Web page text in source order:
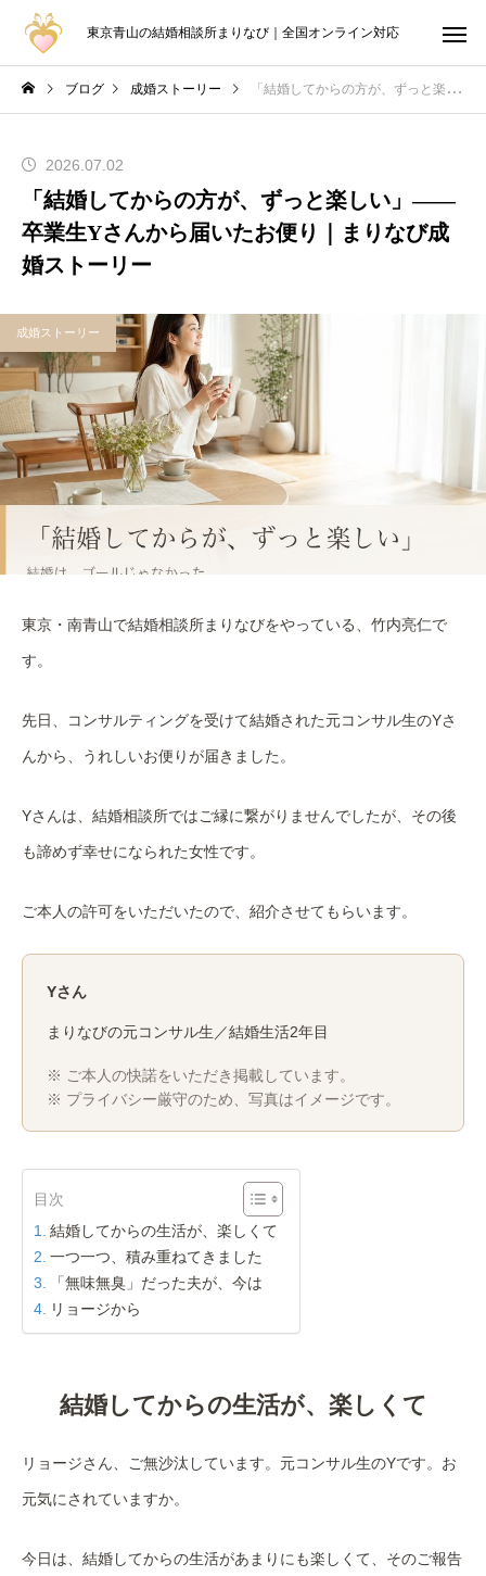
東京青山の結婚相談所まりなび｜全国オンライン対応
ブログ 成婚ストーリー 「結婚してからの方が、ずっと楽しい」——卒業生Yさんから届いたお便り｜まりなび成婚ストーリー
2026.07.02
「結婚してからの方が、ずっと楽しい」——
卒業生Yさんから届いたお便り｜まりなび成
婚ストーリー
成婚ストーリー
東京・南青山で結婚相談所まりなびをやっている、竹内亮仁で
す。
先日、コンサルティングを受けて結婚された元コンサル生のYさ
んから、うれしいお便りが届きました。
Yさんは、結婚相談所ではご縁に繋がりませんでしたが、その後
も諦めず幸せになられた女性です。
ご本人の許可をいただいたので、紹介させてもらいます。
Yさん
まりなびの元コンサル生／結婚生活2年目
※ ご本人の快諾をいただき掲載しています。
※ プライバシー厳守のため、写真はイメージです。
目次
結婚してからの生活が、楽しくて
一つ一つ、積み重ねてきました
「無味無臭」だった夫が、今は
リョージから
結婚してからの生活が、楽しくて
リョージさん、ご無沙汰しています。元コンサル生のYです。お
元気にされていますか。
今日は、結婚してからの生活があまりにも楽しくて、そのご報告